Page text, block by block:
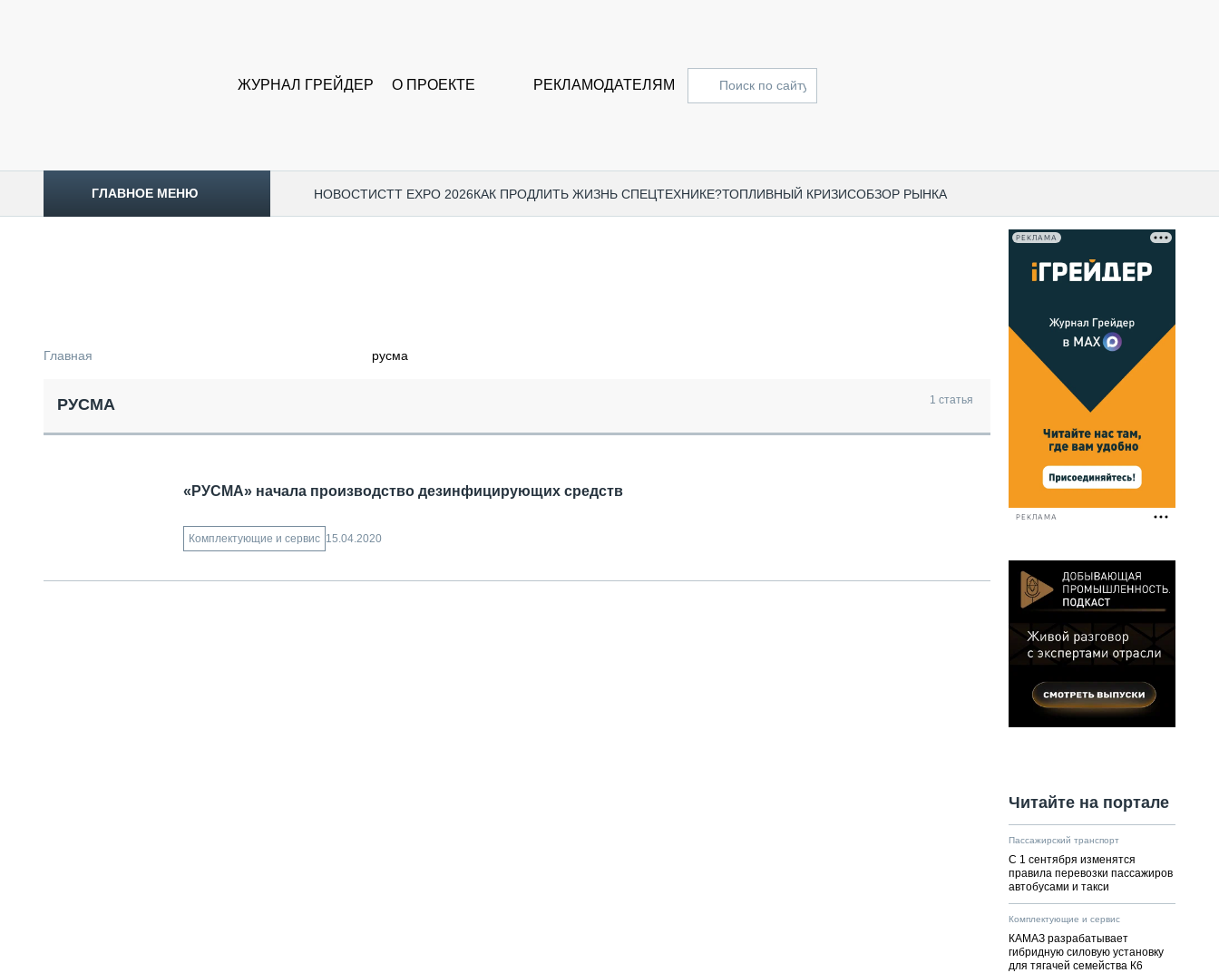
ЖУРНАЛ ГРЕЙДЕР О ПРОЕКТЕ РЕКЛАМОДАТЕЛЯМ
ГЛАВНОЕ МЕНЮ НОВОСТИCTT EXPO 2026КАК ПРОДЛИТЬ ЖИЗНЬ СПЕЦТЕХНИКЕ?ТОПЛИВНЫЙ КРИЗИСОБЗОР РЫНКА
СПЕЦТЕХНИКА И ТРАНСПОРТ
ГРУЗОПЕРЕВОЗКИ
ТЕХНИКА КРУПНЫМ ПЛАНОМ
ТЕХНОЛОГИИ
ДОРОЖНАЯ ИНДУСТРИЯ
БЛИЖАЙШИЕ МЕРОПРИЯТИЯ
ПАССАЖИРСКИЙ ТРАНСПОРТ
Главная русма
РУСМА 1 статья
«РУСМА» начала производство дезинфицирующих средств
Комплектующие и сервис 15.04.2020
РЕКЛАМА
РЕКЛАМА
Читайте на портале
Пассажирский транспорт
С 1 сентября изменятся
правила перевозки пассажиров
автобусами и такси
Комплектующие и сервис
КАМАЗ разрабатывает
гибридную силовую установку
для тягачей семейства К6